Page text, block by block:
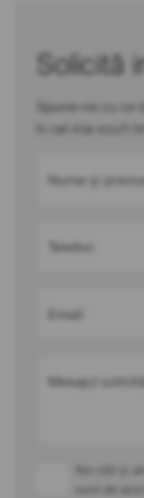
Solicită
Spune-ne cu
în cel mai scurt
Nume și
Telefon
Email
Mesajul
Am citit și
sunt de